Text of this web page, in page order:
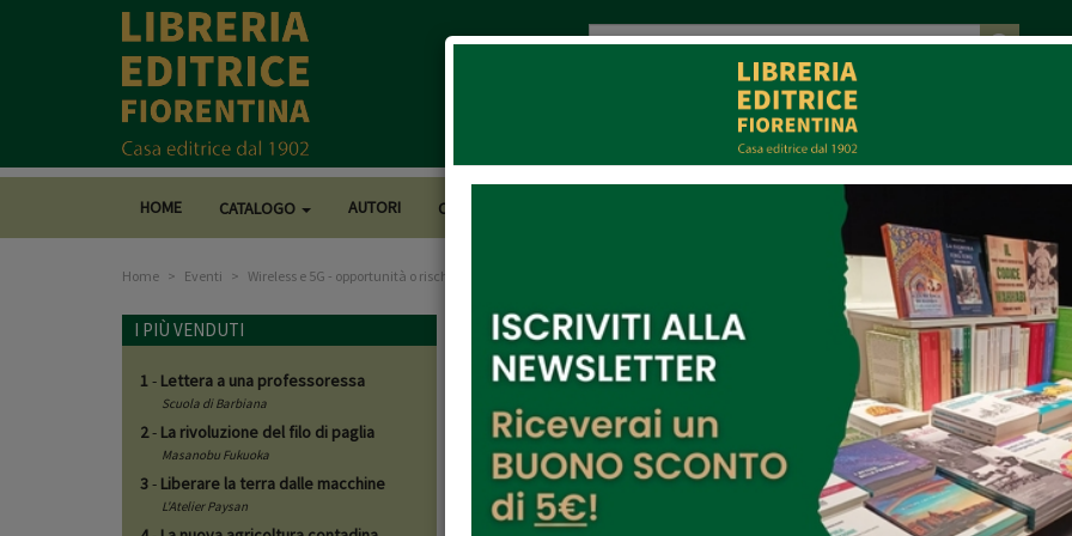
HOME CATALOGO AUTORI CASA EDITRICE COLLABORAZIONI
Home Eventi Wireless e 5G - opportunità o rischio sanitario?
Wireless e 5G - opportunità o rischio sanitario?
Moderano l'incontro:
Alberto Bencistà
I PIÙ VENDUTI
1- Lettera a una professoressa
Scuola di Barbiana
2- La rivoluzione del filo di paglia
Masanobu Fukuoka
3- Liberare la terra dalle macchine
L'Atelier Paysan